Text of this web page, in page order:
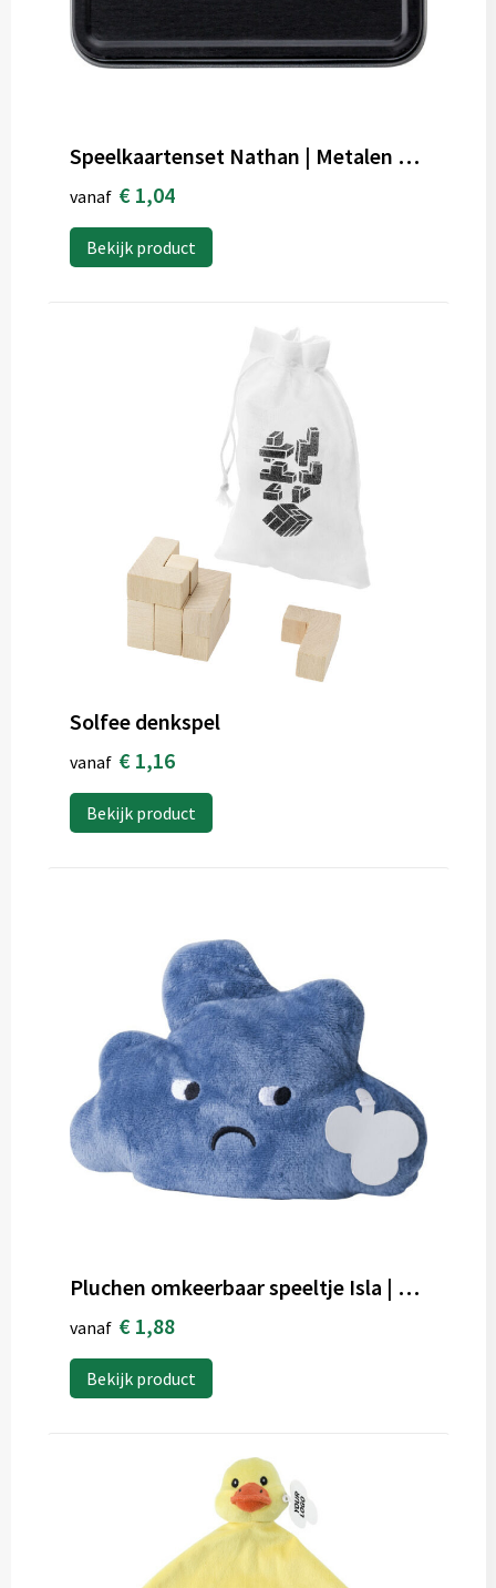
Speelkaartenset Nathan | Metalen blikje
vanaf € 1,04
Bekijk product
Solfee denkspel
vanaf € 1,16
Bekijk product
Pluchen omkeerbaar speeltje Isla | Wolkvorm
vanaf € 1,88
Bekijk product